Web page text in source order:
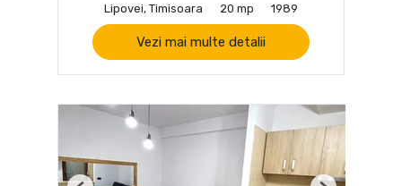
Lipovei, Timisoara
20 mp 1989
Vezi mai multe detalii